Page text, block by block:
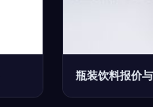
瓶装饮料报价